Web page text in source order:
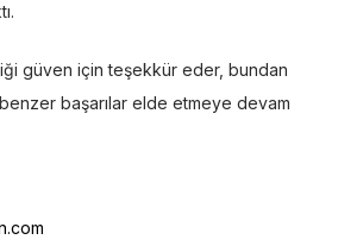
güven için teşekkür eder, bundan
başarılar elde etmeye devam